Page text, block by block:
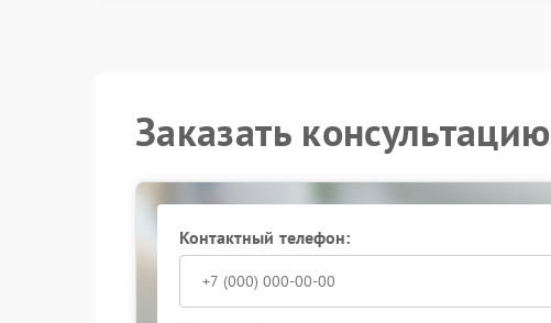
Заказать консультацию
Контактный телефон: